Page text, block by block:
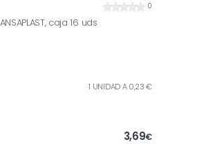
0
caja 16 uds
1 UNIDAD A 0,23 €
3,69€